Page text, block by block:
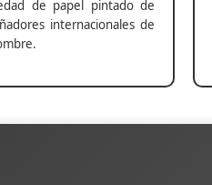
de papel pintado de
internacionales de